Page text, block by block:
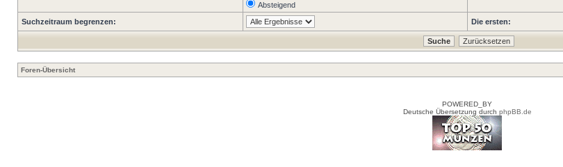
Absteigend
Suchzeitraum begrenzen: Die ersten:
Foren-Übersicht
POWERED_BY
Deutsche Übersetzung durch phpBB.de